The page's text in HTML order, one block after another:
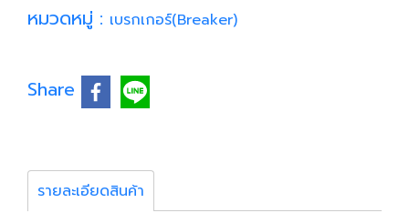
หมวดหมู่ : เบรกเกอร์(Breaker)
Share
รายละเอียดสินค้า